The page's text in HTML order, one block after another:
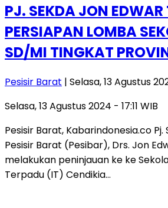
PJ. SEKDA JON
PERSIAPAN LOMBA
SD/MI TINGKAT
Pesisir Barat | Selasa, 13 Agustus
Selasa, 13 Agustus 2024 - 17:11 WIB
Pesisir Barat, Kabarindonesia.co
Pesisir Barat (Pesibar), Drs. Jon
melakukan peninjauan ke ke
Terpadu (IT) Cendikia…